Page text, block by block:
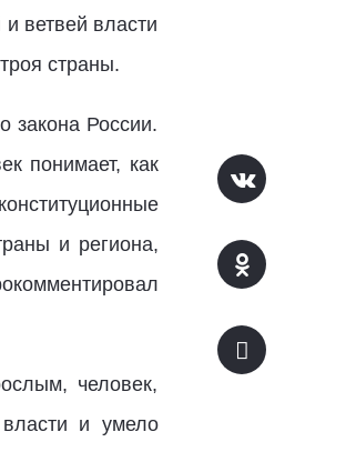
ветвей власти
страны.
закона России.
понимает, как
и региона,
человек,
власти и умело